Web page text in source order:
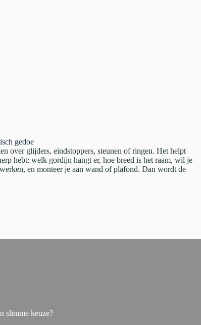
gedoe
over glijders, eindstoppers, steunen of ringen. Het helpt
hebt: welk gordijn hangt er, hoe breed is het raam, wil je
en monteer je aan wand of plafond. Dan wordt de
slimme keuze?